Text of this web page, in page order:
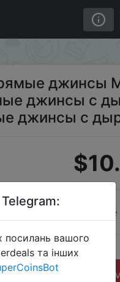
Осенние
джинсы
джинсы с
джинсы с
Sale
Перейти до
посилань вашого
та інших